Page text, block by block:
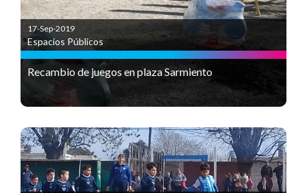
17-Sep-2019
Espacios Públicos
Recambio de juegos en plaza Sarmiento